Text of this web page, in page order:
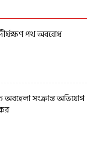
দীর্ঘক্ষণ পথ অবরোধ
অবহেলা সংক্রান্ত অভিযোগ